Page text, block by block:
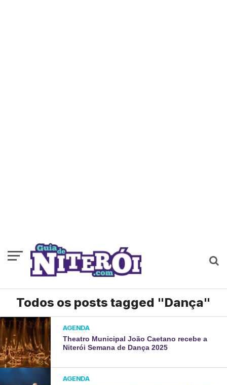
Todos os posts tagged "Dança"
AGENDA
Theatro Municipal João Caetano recebe a
Niterói Semana de Dança 2025
AGENDA